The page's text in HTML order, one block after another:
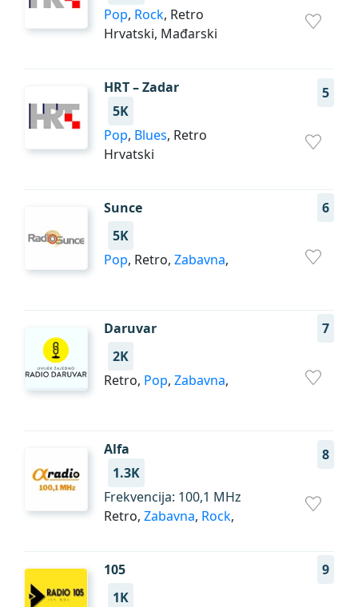
Pop, Rock, Retro
Hrvatski, Mađarski
HRT – Zadar
5
5K
Pop, Blues, Retro
Hrvatski
Sunce
6
5K
Pop, Retro, Zabavna,
Daruvar
7
2K
Retro, Pop, Zabavna,
Alfa
8
1.3K
Frekvencija: 100,1 MHz
Retro, Zabavna, Rock,
105
9
1K